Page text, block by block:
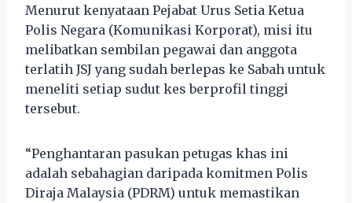
Menurut kenyataan Pejabat Urus Setia Ketua
Polis Negara (Komunikasi Korporat), misi itu
melibatkan sembilan pegawai dan anggota
terlatih JSJ yang sudah berlepas ke Sabah untuk
meneliti setiap sudut kes berprofil tinggi
tersebut.
“Penghantaran pasukan petugas khas ini
adalah sebahagian daripada komitmen Polis
Diraja Malaysia (PDRM) untuk memastikan